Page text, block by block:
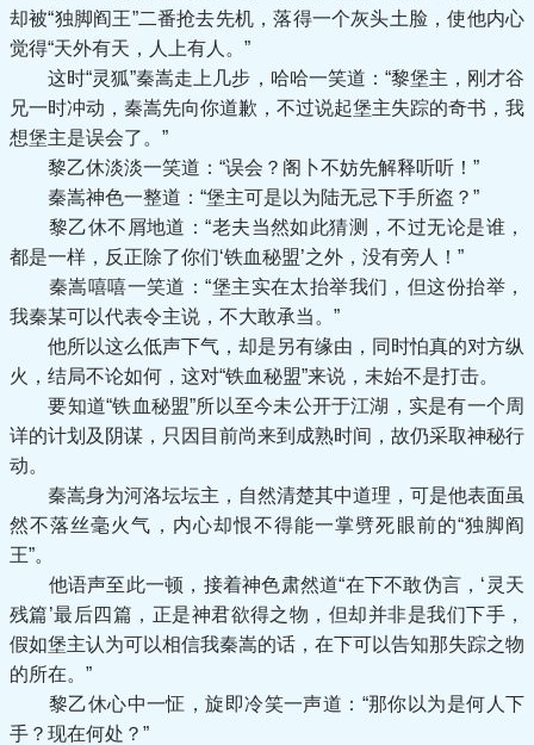
却被“独脚阎王”二番抢去先机，落得一个灰头土脸，使他内心
觉得“天外有天，人上有人。”
这时“灵狐”秦嵩走上几步，哈哈一笑道：“黎堡主，刚才谷
兄一时冲动，秦嵩先向你道歉，不过说起堡主失踪的奇书，我
想堡主是误会了。”
黎乙休淡淡一笑道：“误会？阁卜不妨先解释听听！”
秦嵩神色一整道：“堡主可是以为陆无忌下手所盗？”
黎乙休不屑地道：“老夫当然如此猜测，不过无论是谁，
都是一样，反正除了你们‘铁血秘盟’之外，没有旁人！”
秦嵩嘻嘻一笑道：“堡主实在太抬举我们，但这份抬举，
我秦某可以代表令主说，不大敢承当。”
他所以这么低声下气，却是另有缘由，同时怕真的对方纵
火，结局不论如何，这对“铁血秘盟”来说，未始不是打击。
要知道“铁血秘盟”所以至今未公开于江湖，实是有一个周
详的计划及阴谋，只因目前尚来到成熟时间，故仍采取神秘行
动。
秦嵩身为河洛坛坛主，自然清楚其中道理，可是他表面虽
然不落丝毫火气，内心却恨不得能一掌劈死眼前的“独脚阎
王”。
他语声至此一顿，接着神色肃然道“在下不敢伪言，‘灵天
残篇’最后四篇，正是神君欲得之物，但却并非是我们下手，
假如堡主认为可以相信我秦嵩的话，在下可以告知那失踪之物
的所在。”
黎乙休心中一怔，旋即冷笑一声道：“那你以为是何人下
手？现在何处？”